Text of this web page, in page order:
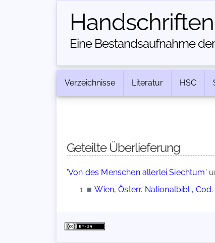
Eine Bestandsaufnahme
Verzeichnisse Literatur HSC
Geteilte Überlieferung
'Von des Menschen allerlei Siechtum'
■ Wien, Österr. Nationalbibl., Cod.